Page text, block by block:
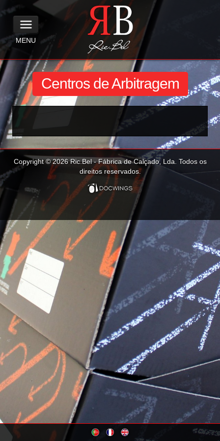
MENU
Centros de Arbitragem
Copyright © 2026 Ric.Bel - Fábrica de Calçado, Lda. Todos os
direitos reservados.